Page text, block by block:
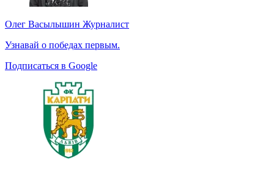
Олег Васылышин Журналист
Узнавай о победах первым.
Подписаться в Google